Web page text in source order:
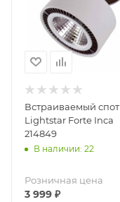
Встраиваемый спот
Lightstar Forte Inca
214849
В наличии: 22
Розничная цена
3 999 ₽